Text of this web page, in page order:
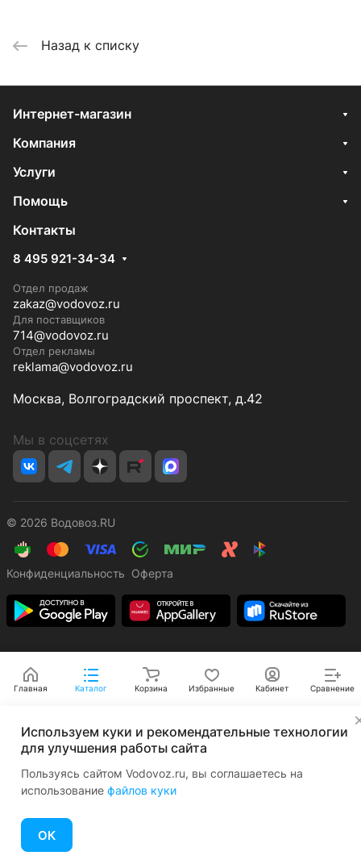
Назад к списку
Интернет-магазин
Компания
Услуги
Помощь
Контакты
8 495 921-34-34
Отдел продаж
zakaz@vodovoz.ru
Для поставщиков
714@vodovoz.ru
Отдел рекламы
reklama@vodovoz.ru
Москва, Волгоградский проспект, д.42
Мы в соцсетях
© 2026 Водовоз.RU
Конфиденциальность Оферта
Главная Каталог Корзина Избранные Кабинет Сравнение
Используем куки и рекомендательные технологии
для улучшения работы сайта
Пользуясь сайтом Vodovoz.ru, вы соглашаетесь на
использование файлов куки
ОК